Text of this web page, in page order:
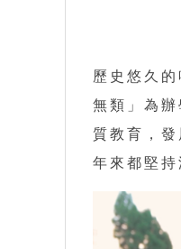
歷史悠久
無類」為
質教育，
年來都堅持